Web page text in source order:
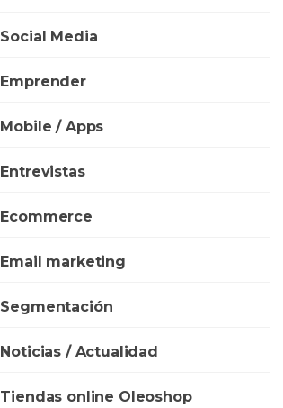
Social Media
Emprender
Mobile / Apps
Entrevistas
Ecommerce
Email marketing
Segmentación
Noticias / Actualidad
Tiendas online Oleoshop